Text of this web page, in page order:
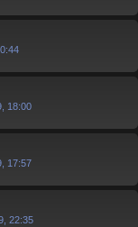
18:00
17:57
22:35